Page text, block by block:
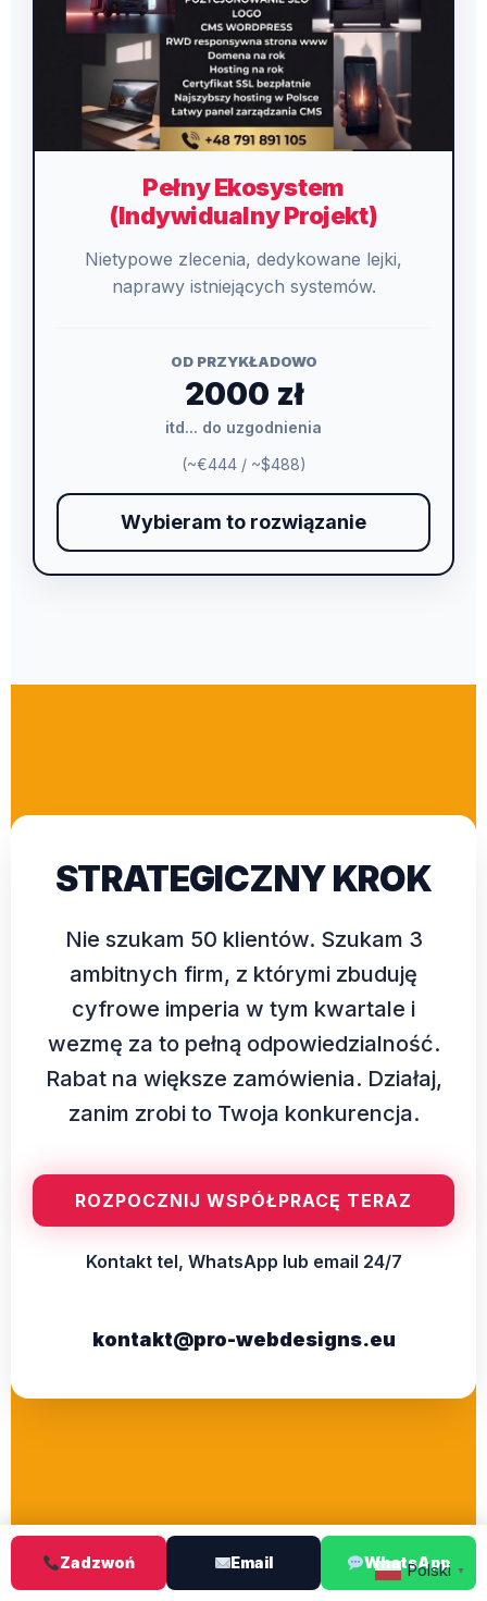
Pełny Ekosystem
(Indywidualny Projekt)
Nietypowe zlecenia, dedykowane lejki,
naprawy istniejących systemów.
OD PRZYKŁADOWO
2000 zł
itd... do uzgodnienia
(~€444 / ~$488)
Wybieram to rozwiązanie
STRATEGICZNY KROK
Nie szukam 50 klientów. Szukam 3
ambitnych firm, z którymi zbuduję
cyfrowe imperia w tym kwartale i
wezmę za to pełną odpowiedzialność.
Rabat na większe zamówienia. Działaj,
zanim zrobi to Twoja konkurencja.
ROZPOCZNIJ WSPÓŁPRACĘ TERAZ
Kontakt tel, WhatsApp lub email 24/7
kontakt@pro-webdesigns.eu
Zadzwoń Email WhatsApp
Polski ▼